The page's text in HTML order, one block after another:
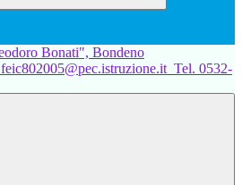
feic802005@pec.istruzione.it Tel. 0532-